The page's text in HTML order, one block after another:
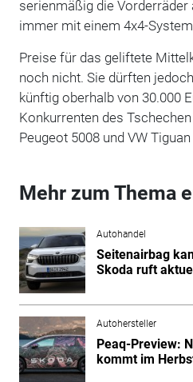
serienmäßig die Vorderräder
immer mit einem 4x4-
Preise für das geliftete
noch nicht. Sie dürften
künftig oberhalb von 30.000
Konkurrenten des
Peugeot 5008 und VW
Mehr zum Thema
Autohandel
Seitenairbag
Skoda ruft
Autohersteller
Peaq-Preview:
kommt im